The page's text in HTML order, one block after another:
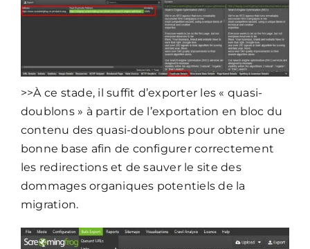
>>À ce stade, il suffit d’exporter les « quasi-
doublons » à partir de l’exportation en bloc du
contenu des quasi-doublons pour obtenir une
bonne base afin de configurer correctement
les redirections et de sauver le site des
dommages organiques potentiels de la
migration.